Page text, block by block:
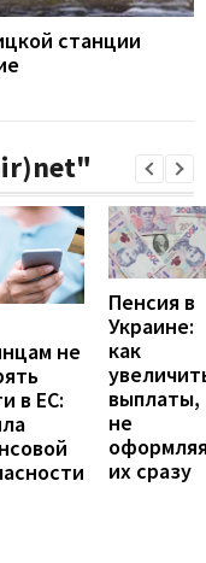
станции
не
в ЕС:
Пенсия в
Украине:
как
выплаты,
не
их сразу